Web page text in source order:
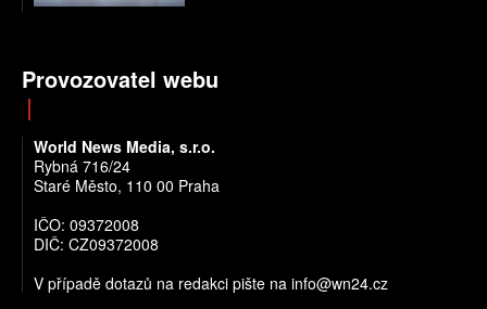
Provozovatel webu
World News Media, s.r.o.
Rybná 716/24
Staré Město, 110 00 Praha
IČO: 09372008
DIČ: CZ09372008
V případě dotazů na redakci pište na info@wn24.cz